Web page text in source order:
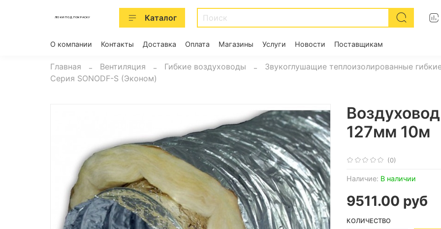
ЛЮКИ ПОД ПОКРАСКУ Каталог
О компании Контакты Доставка Оплата Магазины Услуги Новости Поставщикам
Главная Вентиляция Гибкие воздуховоды
Звукоглушащие теплоизолированные
Серия SONODF-S (Эконом)
(0)
Наличие: В наличии
127мм 10м
9511.00 руб
КОЛИЧЕСТВО